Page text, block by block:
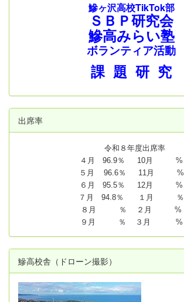
鰺ヶ沢高校TikTok部
ＳＢＰ研究会
鰺高みらい塾
ボランティア活動
課 題 研 究
出席率
令和８年度出席率
４月 96.9％ 10月 %
５月 96.6％ 11月 %
６月 95.5％ 12月 %
７月 94.8％ １月 ％
８月 ％ ２月 %
９月 ％ ３月 %
鰺高校舎（ドローン撮影）